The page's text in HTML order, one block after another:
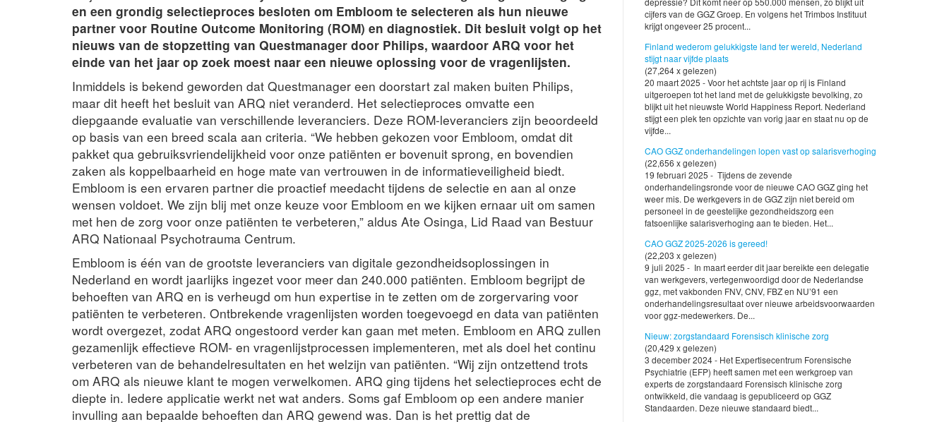
en een grondig selectieproces besloten om Embloom te selecteren als hun nieuwe
partner voor Routine Outcome Monitoring (ROM) en diagnostiek. Dit besluit volgt op het
nieuws van de stopzetting van Questmanager door Philips, waardoor ARQ voor het
einde van het jaar op zoek moest naar een nieuwe oplossing voor de vragenlijsten.
Inmiddels is bekend geworden dat Questmanager een doorstart zal maken buiten Philips,
maar dit heeft het besluit van ARQ niet veranderd. Het selectieproces omvatte een
diepgaande evaluatie van verschillende leveranciers. Deze ROM-leveranciers zijn beoordeeld
op basis van een breed scala aan criteria. “We hebben gekozen voor Embloom, omdat dit
pakket qua gebruiksvriendelijkheid voor onze patiënten er bovenuit sprong, en bovendien
zaken als koppelbaarheid en hoge mate van vertrouwen in de informatieveiligheid biedt.
Embloom is een ervaren partner die proactief meedacht tijdens de selectie en aan al onze
wensen voldoet. We zijn blij met onze keuze voor Embloom en we kijken ernaar uit om samen
met hen de zorg voor onze patiënten te verbeteren,” aldus Ate Osinga, Lid Raad van Bestuur
ARQ Nationaal Psychotrauma Centrum.
Embloom is één van de grootste leveranciers van digitale gezondheidsoplossingen in
Nederland en wordt jaarlijks ingezet voor meer dan 240.000 patiënten. Embloom begrijpt de
behoeften van ARQ en is verheugd om hun expertise in te zetten om de zorgervaring voor
patiënten te verbeteren. Ontbrekende vragenlijsten worden toegevoegd en data van patiënten
wordt overgezet, zodat ARQ ongestoord verder kan gaan met meten. Embloom en ARQ zullen
gezamenlijk effectieve ROM- en vragenlijstprocessen implementeren, met als doel het continu
verbeteren van de behandelresultaten en het welzijn van patiënten. “Wij zijn ontzettend trots
om ARQ als nieuwe klant te mogen verwelkomen. ARQ ging tijdens het selectieproces echt de
diepte in. Iedere applicatie werkt net wat anders. Soms gaf Embloom op een andere manier
invulling aan bepaalde behoeften dan ARQ gewend was. Dan is het prettig dat de
cijfers van de GGZ Groep. En volgens het Trimbos Instituut
krijgt ongeveer 25 procent...
Finland wederom gelukkigste land ter wereld, Nederland
stijgt naar vijfde plaats
(27,264 x gelezen)
20 maart 2025 - Voor het achtste jaar op rij is Finland
uitgeroepen tot het land met de gelukkigste bevolking, zo
blijkt uit het nieuwste World Happiness Report. Nederland
stijgt een plek ten opzichte van vorig jaar en staat nu op de
vijfde...
CAO GGZ onderhandelingen lopen vast op salarisverhoging
(22,656 x gelezen)
19 februari 2025 - Tijdens de zevende
onderhandelingsronde voor de nieuwe CAO GGZ ging het
weer mis. De werkgevers in de GGZ zijn niet bereid om
personeel in de geestelijke gezondheidszorg een
fatsoenlijke salarisverhoging aan te bieden. Het...
CAO GGZ 2025-2026 is gereed!
(22,203 x gelezen)
9 juli 2025 - In maart eerder dit jaar bereikte een delegatie
van werkgevers, vertegenwoordigd door de Nederlandse
ggz, met vakbonden FNV, CNV, FBZ en NU’91 een
onderhandelingsresultaat over nieuwe arbeidsvoorwaarden
voor ggz-medewerkers. De...
Nieuw: zorgstandaard Forensisch klinische zorg
(20,429 x gelezen)
3 december 2024 - Het Expertisecentrum Forensische
Psychiatrie (EFP) heeft samen met een werkgroep van
experts de zorgstandaard Forensisch klinische zorg
ontwikkeld, die vandaag is gepubliceerd op GGZ
Standaarden. Deze nieuwe standaard biedt...